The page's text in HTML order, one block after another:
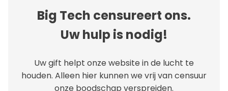
Big Tech censureert ons.
Uw hulp is nodig!
Uw gift helpt onze website in de lucht te
houden. Alleen hier kunnen we vrij van censuur
onze boodschap verspreiden.